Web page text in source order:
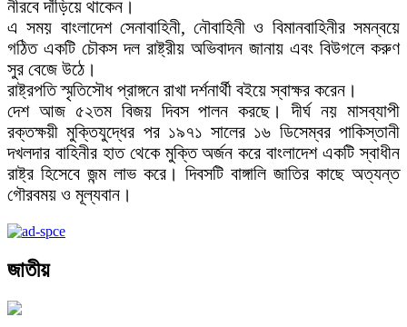
নীরবে দাঁড়িয়ে থাকেন।
এ সময় বাংলাদেশ সেনাবাহিনী, নৌবাহিনী ও বিমানবাহিনীর সমন্বয়ে
গঠিত একটি চৌকস দল রাষ্ট্রীয় অভিবাদন জানায় এবং বিউগলে করুণ
সুর বেজে উঠে।
রাষ্ট্রপতি স্মৃতিসৌধ প্রাঙ্গনে রাখা দর্শনার্থী বইয়ে স্বাক্ষর করেন।
দেশ আজ ৫২তম বিজয় দিবস পালন করছে। দীর্ঘ নয় মাসব্যাপী
রক্তক্ষয়ী মুক্তিযুদ্ধের পর ১৯৭১ সালের ১৬ ডিসেম্বর পাকিস্তানী
দখলদার বাহিনীর হাত থেকে মুক্তি অর্জন করে বাংলাদেশ একটি স্বাধীন
রাষ্ট্র হিসেবে জন্ম লাভ করে। দিবসটি বাঙ্গালি জাতির কাছে অত্যন্ত
গৌরবময় ও মূল্যবান।
জাতীয়